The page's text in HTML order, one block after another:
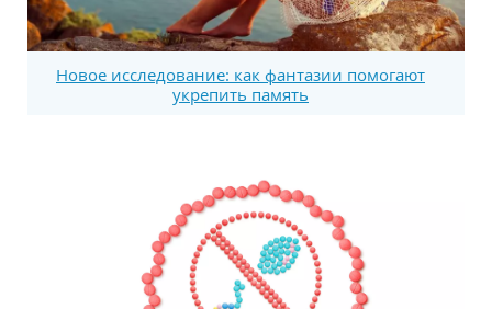
Новое исследование: как фантазии помогают
укрепить память